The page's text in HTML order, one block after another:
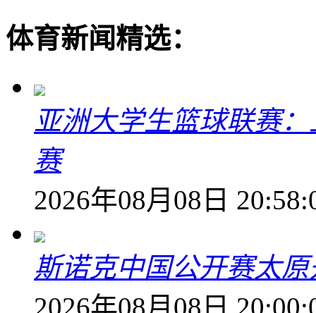
体育新闻精选：
亚洲大学生篮球联赛
赛
2026年08月08日
斯诺克中国公开赛太
2026年08月08日